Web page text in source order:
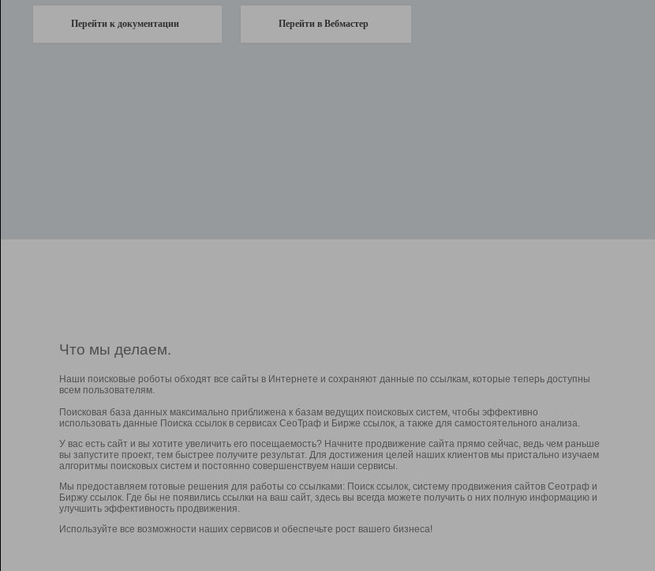
Перейти к документации Перейти в Вебмастер
Что мы делаем.
Наши поисковые роботы обходят все сайты в Интернете и сохраняют данные по ссылкам, которые теперь доступны
всем пользователям.
Поисковая база данных максимально приближена к базам ведущих поисковых систем, чтобы эффективно
использовать данные Поиска ссылок в сервисах СеоТраф и Бирже ссылок, а также для самостоятельного анализа.
У вас есть сайт и вы хотите увеличить его посещаемость? Начните продвижение сайта прямо сейчас, ведь чем раньше
вы запустите проект, тем быстрее получите результат. Для достижения целей наших клиентов мы пристально изучаем
алгоритмы поисковых систем и постоянно совершенствуем наши сервисы.
Мы предоставляем готовые решения для работы со ссылками: Поиск ссылок, систему продвижения сайтов Сеотраф и
Биржу ссылок. Где бы не появились ссылки на ваш сайт, здесь вы всегда можете получить о них полную информацию и
улучшить эффективность продвижения.
Используйте все возможности наших сервисов и обеспечьте рост вашего бизнеса!